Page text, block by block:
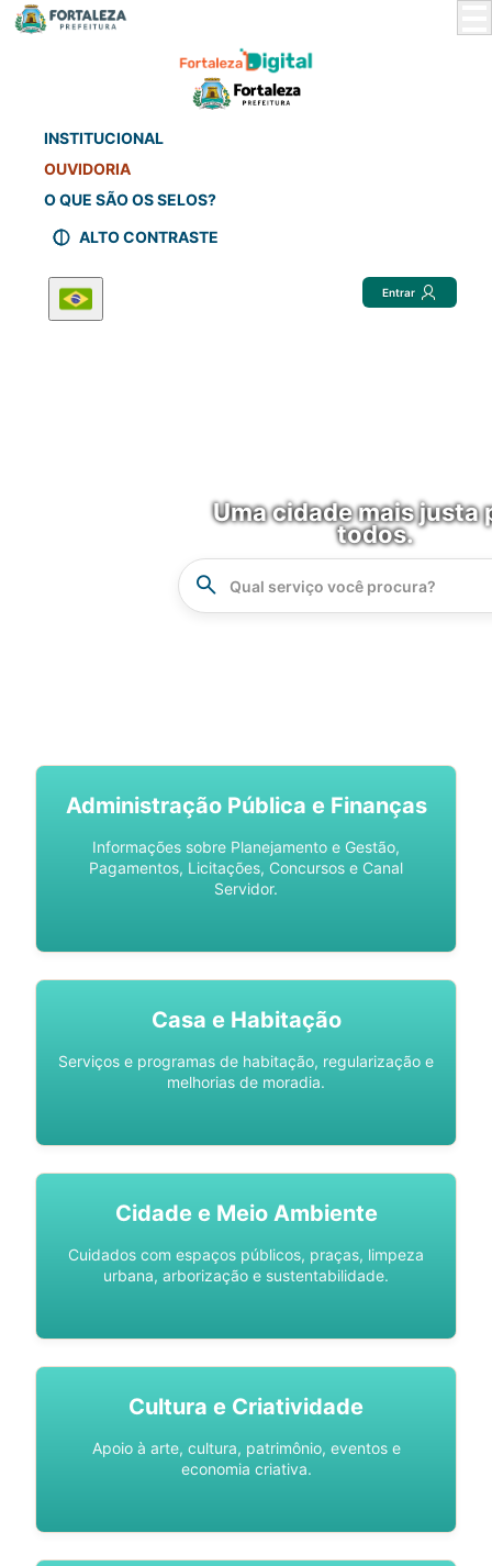
INSTITUCIONAL
OUVIDORIA
O QUE SÃO OS SELOS?
ALTO CONTRASTE
Entrar
Uma cidade mais justa
todos.
Administração Pública e Finanças
Informações sobre Planejamento e Gestão,
Pagamentos, Licitações, Concursos e Canal
Servidor.
Casa e Habitação
Serviços e programas de habitação, regularização e
melhorias de moradia.
Cidade e Meio Ambiente
Cuidados com espaços públicos, praças, limpeza
urbana, arborização e sustentabilidade.
Cultura e Criatividade
Apoio à arte, cultura, patrimônio, eventos e
economia criativa.